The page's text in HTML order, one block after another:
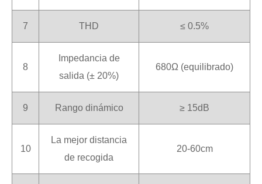
7 THD ≤ 0.5%
8
Impedancia de
salida (± 20%)
680Ω (equilibrado)
9 Rango dinámico ≥ 15dB
10
La mejor distancia
de recogida
20-60cm